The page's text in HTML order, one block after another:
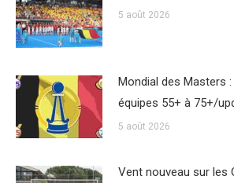
5 août 2026
Mondial des Masters
équipes 55+ à 75+/
5 août 2026
Vent nouveau sur les